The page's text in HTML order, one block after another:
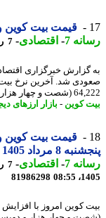
قیمت بیت کوین و اتریوم
7
-اقتصادی-7 روز پیش - پنجشنبه 8 مرداد 1405، 10:10
خبرگزاری اقتصاد
و بیست و دو) دلار رسید.
کوین-بازار ارزهای دیجیتال
قیمت بیت کوین و
8 مرداد 1405
7
-اقتصادی-
81986298